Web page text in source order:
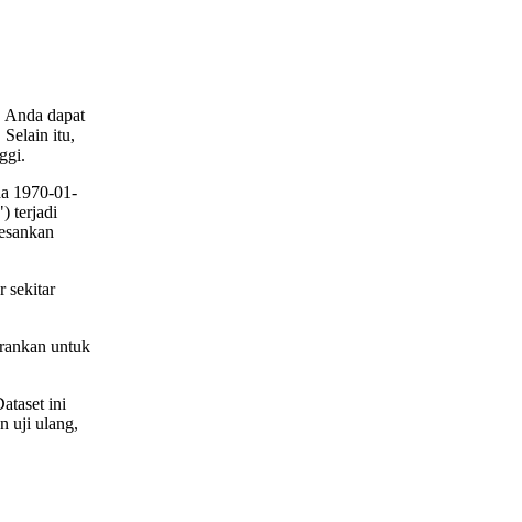
dapat
Selain itu,
1970-01-
terjadi
sekitar
untuk
ini
uji ulang,